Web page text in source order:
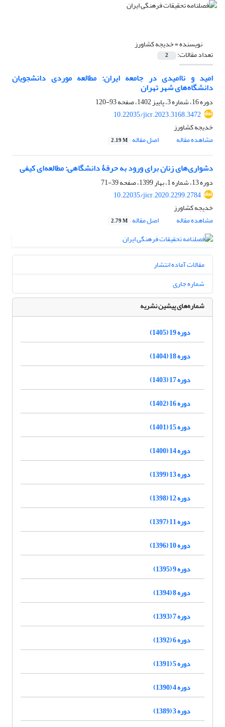
نویسنده =خدیجه کشاورز
تعداد مقالات: 2
امید و ناامیدی در جامعه ایران: مطالعه موردی دانشجویان
دانشگاه‌های شهر تهران
دوره 16، شماره 3، پاییز 1402، صفحه
93-120
10.22035/jicr.2023.3168.3472
خدیجه کشاورز
مشاهده مقاله
اصل مقاله 2.19 M
دشواری‌های زنان برای ورود به حرفۀ دانشگاهی: مطالعه‌ای کیفی
دوره 13، شماره 1، بهار 1399، صفحه
39-71
10.22035/jicr.2020.2299.2784
خدیجه کشاورز
مشاهده مقاله
اصل مقاله 2.79 M
مقالات آماده انتشار
شماره جاری
شماره‌های پیشین نشریه
دوره 19 (1405)
دوره 18 (1404)
دوره 17 (1403)
دوره 16 (1402)
دوره 15 (1401)
دوره 14 (1400)
دوره 13 (1399)
دوره 12 (1398)
دوره 11 (1397)
دوره 10 (1396)
دوره 9 (1395)
دوره 8 (1394)
دوره 7 (1393)
دوره 6 (1392)
دوره 5 (1391)
دوره 4 (1390)
دوره 3 (1389)